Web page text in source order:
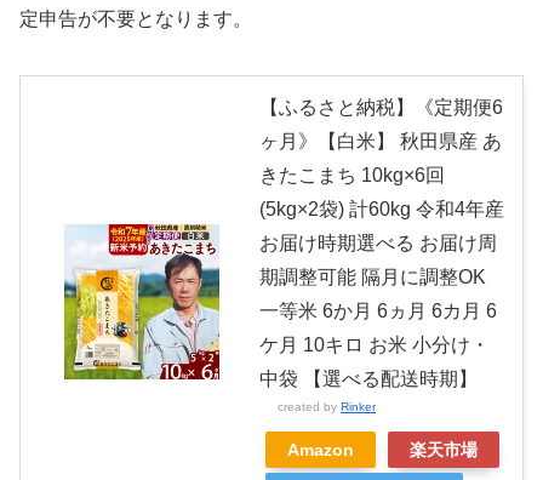
定申告が不要となります。
【ふるさと納税】《定期便6
ヶ月》【白米】 秋田県産 あ
きたこまち 10kg×6回
(5kg×2袋) 計60kg 令和4年産
お届け時期選べる お届け周
期調整可能 隔月に調整OK
一等米 6か月 6ヵ月 6カ月 6
ケ月 10キロ お米 小分け・
中袋 【選べる配送時期】
created by Rinker
Amazon 楽天市場